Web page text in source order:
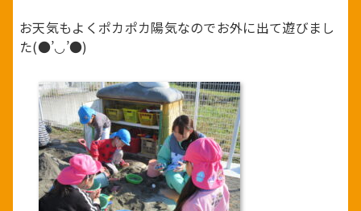
お天気もよくポカポカ陽気なのでお外に出て遊びまし
た(●’◡’●)